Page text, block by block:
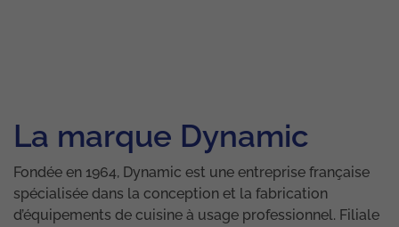
La marque Dynamic
Fondée en 1964, Dynamic est une entreprise française
spécialisée dans la conception et la fabrication
d’équipements de cuisine à usage professionnel. Filiale